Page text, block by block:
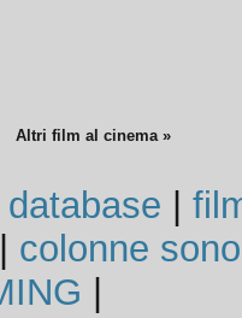
Altri film al cinema »
database
colonne